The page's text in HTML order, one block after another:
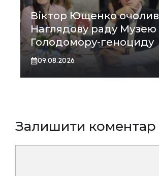
Віктор Ющенко очолив
Наглядову раду Музею
Голодомору-геноциду
09.08.2026
Залишити коментар